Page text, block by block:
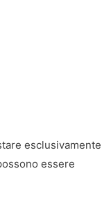
esclusivamente
essere